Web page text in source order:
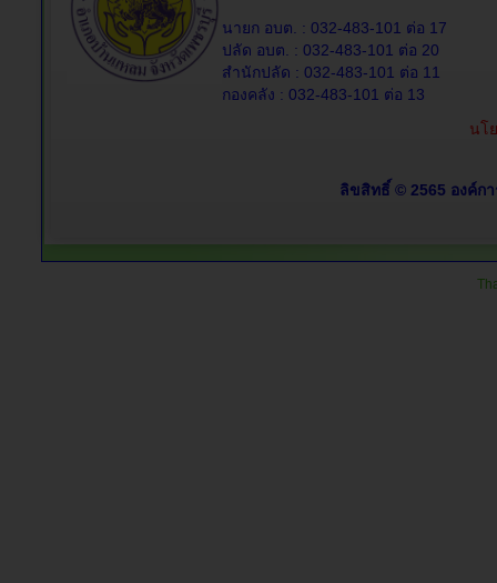
นายก อบต. : 032-483-101 ต่อ 17
ปลัด อบต. : 032-483-101 ต่อ 20
สำนักปลัด : 032-483-101 ต่อ 11
กองคลัง : 032-483-101 ต่อ 13
นโ
ลิขสิทธิ์ © 2565 องค์ก